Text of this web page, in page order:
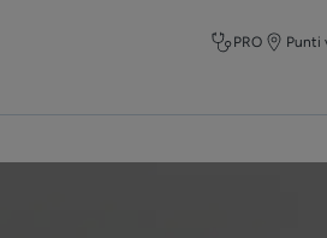
PRO Punti